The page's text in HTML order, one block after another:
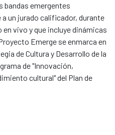
bandas emergentes
un jurado calificador, durante
vivo y que incluye dinámicas
Emerge se enmarca en
de Cultura y Desarrollo de la
de "Innovación,
cultural" del Plan de